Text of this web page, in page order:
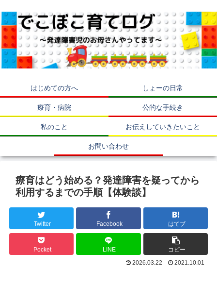
はじめての方へ しょーの日常
療育・病院 公的な手続き
私のこと お伝えしていきたいこと
お問い合わせ
療育はどう始める？発達障害を疑ってから
利用するまでの手順【体験談】
Twitter Facebook はてブ
Pocket LINE
コピー
2026.03.22
2021.10.01